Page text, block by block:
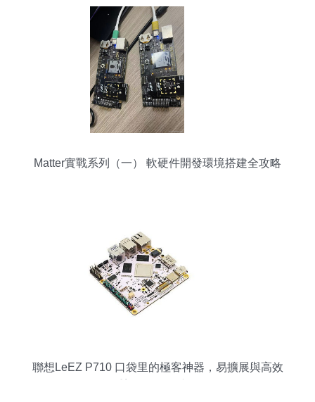
Matter實戰系列（一） 軟硬件開發環境搭建全攻略
聯想LeEZ P710 口袋里的極客神器，易擴展與高效